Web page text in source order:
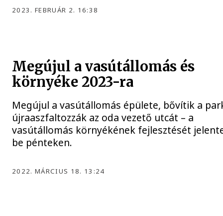
2023. FEBRUÁR 2. 16:38
Megújul a vasútállomás és
környéke 2023-ra
Megújul a vasútállomás épülete, bővítik a
újraaszfaltozzák az oda vezető utcát – a
vasútállomás környékének fejlesztését
be pénteken.
2022. MÁRCIUS 18. 13:24